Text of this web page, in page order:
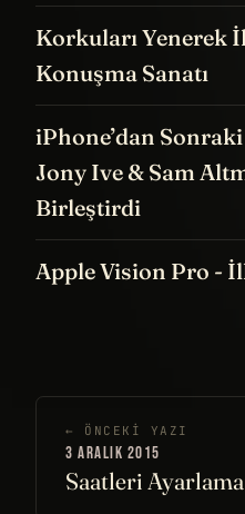
Korkuları Yenerek
Konuşma Sanatı
iPhone’dan
Jony Ive & Sam
Birleştirdi
Apple Vision Pro -
← ÖNCEKI YAZI
3 ARALIK 2015
Saatleri